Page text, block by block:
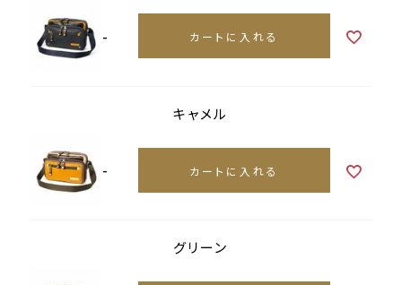
- カートに入れる
キャメル
- カートに入れる
グリーン